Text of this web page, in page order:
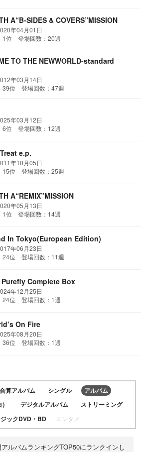
A“B-SIDES & COVERS”MISSION
年04月01日
1位 登場回数：20週
TO THE NEWWORLD-standard
年03月14日
39位 登場回数：47週
年03月12日
6位 登場回数：12週
e.p.
年10月05日
15位 登場回数：25週
A“REMIX”MISSION
年05月13日
1位 登場回数：14週
In Tokyo(European Edition)
年06月23日
24位 登場回数：11週
Complete Box
年12月25日
24位 登場回数：1週
On Fire
年08月20日
36位 登場回数：1週
合算アルバム シングル
アルバム
デジタルアルバム
ストリーミング
ジックDVD・BD
エンタメ
ルバムランキングTOP50にランクインし